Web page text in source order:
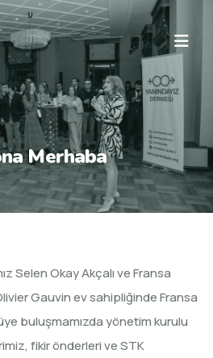
Merhaba
Selen Okay Akçalı ve Fransa
Gauvin ev sahipliğinde Fransa
buluşmamızda yönetim kurulu
fikir önderleri ve STK